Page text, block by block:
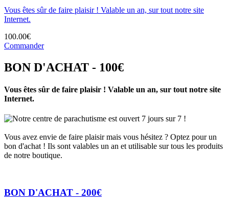
Vous êtes sûr de faire plaisir ! Valable un an, sur tout notre site
Internet.
100.00€
Commander
BON D'ACHAT - 100€
Vous êtes sûr de faire plaisir ! Valable un an, sur tout notre site
Internet.
Notre centre de parachutisme est ouvert 7 jours sur 7 !
Vous avez envie de faire plaisir mais vous hésitez ? Optez pour un
bon d'achat ! Ils sont valables un an et utilisable sur tous les produits
de notre boutique.
BON D'ACHAT - 200€